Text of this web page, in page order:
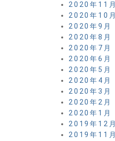
2020年11月
2020年10月
2020年9月
2020年8月
2020年7月
2020年6月
2020年5月
2020年4月
2020年3月
2020年2月
2020年1月
2019年12月
2019年11月